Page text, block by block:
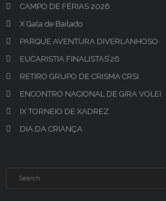
CAMPO DE FÉRIAS 2026
X Gala de Bailado
PARQUE AVENTURA DIVERLANHOSO
EUCARISTIA FINALISTAS’26
RETIRO GRUPO DE CRISMA CRSI
ENCONTRO NACIONAL DE GIRA VOLEI
IX TORNEIO DE XADREZ
DIA DA CRIANÇA